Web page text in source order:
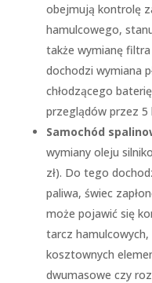
obejmują kontrolę
hamulcowego,
także wymianę
dochodzi wymiana
chłodzącego
przeglądów przez 5
Samochód
wymiany oleju
zł). Do tego
paliwa, świec
może pojawić się
tarcz
kosztownych
dwumasowe czy